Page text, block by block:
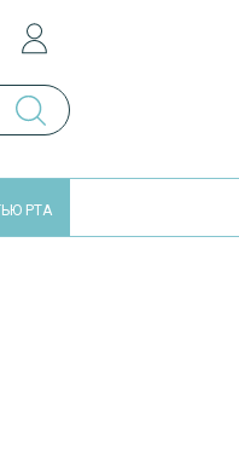
РТА